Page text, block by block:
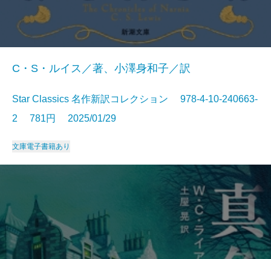
C・S・ルイス／著、小澤身和子／訳
Star Classics 名作新訳コレクション 978-4-10-240663-
2 781円 2025/01/29
文庫電子書籍あり